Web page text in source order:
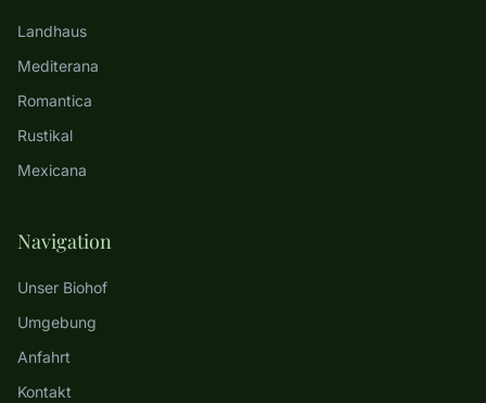
Landhaus
Mediterana
Romantica
Rustikal
Mexicana
Navigation
Unser Biohof
Umgebung
Anfahrt
Kontakt